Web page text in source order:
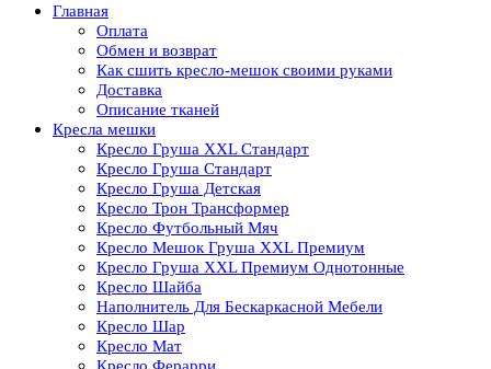
Главная
Оплата
Обмен и возврат
Как сшить кресло-мешок своими руками
Доставка
Описание тканей
Кресла мешки
Кресло Груша XXL Стандарт
Кресло Груша Cтандарт
Кресло Груша Детская
Кресло Трон Трансформер
Кресло Футбольный Мяч
Кресло Мешок Груша XXL Премиум
Кресло Груша XXL Премиум Однотонные
Кресло Шайба
Наполнитель Для Бескаркасной Мебели
Кресло Шар
Кресло Мат
Кресло Ферарри